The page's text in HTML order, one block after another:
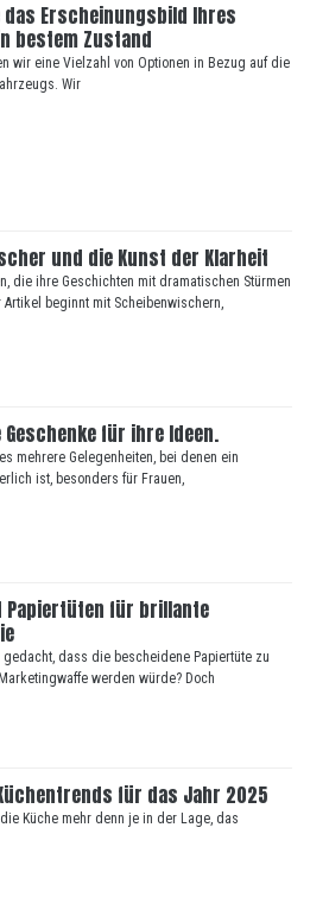
das Erscheinungsbild Ihres
bestem Zustand
wir eine Vielzahl von Optionen in Bezug auf die
Wir
und die Kunst der Klarheit
die ihre Geschichten mit dramatischen Stürmen
Artikel beginnt mit Scheibenwischern,
für ihre Ideen.
mehrere Gelegenheiten, bei denen ein
ist, besonders für Frauen,
Papiertüten für brillante
gedacht, dass die bescheidene Papiertüte zu
werden würde? Doch
für das Jahr 2025
Küche mehr denn je in der Lage, das